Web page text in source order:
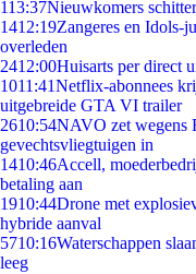
113:37Nieuwkomers
1412:19Zangeres en Idols-
overleden
2412:00Huisarts per direct
1011:41Netflix-abonnees
uitgebreide GTA VI trailer
2610:54NAVO zet wegens
gevechtsvliegtuigen in
1410:46Accell,
betaling aan
1910:44Drone met
hybride aanval
5710:16Waterschappen
leeg